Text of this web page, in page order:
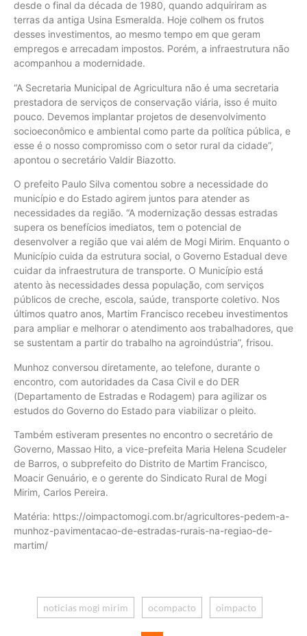
desde o final da década de 1980, quando adquiriram as
terras da antiga Usina Esmeralda. Hoje colhem os frutos
desses investimentos, ao mesmo tempo em que geram
empregos e arrecadam impostos. Porém, a infraestrutura não
acompanhou a modernidade.
“A Secretaria Municipal de Agricultura não é uma secretaria
prestadora de serviços de conservação viária, isso é muito
pouco. Devemos implantar projetos de desenvolvimento
socioeconômico e ambiental como parte da política pública, e
esse é o nosso compromisso com o setor rural da cidade”,
apontou o secretário Valdir Biazotto.
O prefeito Paulo Silva comentou sobre a necessidade do
município e do Estado agirem juntos para atender as
necessidades da região. “A modernização dessas estradas
supera os benefícios imediatos, tem o potencial de
desenvolver a região que vai além de Mogi Mirim. Enquanto o
Município cuida da estrutura social, o Governo Estadual deve
cuidar da infraestrutura de transporte. O Município está
atento às necessidades dessa população, com serviços
públicos de creche, escola, saúde, transporte coletivo. Nos
últimos quatro anos, Martim Francisco recebeu investimentos
para ampliar e melhorar o atendimento aos trabalhadores, que
se sustentam a partir do trabalho na agroindústria”, frisou.
Munhoz conversou diretamente, ao telefone, durante o
encontro, com autoridades da Casa Civil e do DER
(Departamento de Estradas e Rodagem) para agilizar os
estudos do Governo do Estado para viabilizar o pleito.
Também estiveram presentes no encontro o secretário de
Governo, Massao Hito, a vice-prefeita Maria Helena Scudeler
de Barros, o subprefeito do Distrito de Martim Francisco,
Moacir Genuário, e o gerente do Sindicato Rural de Mogi
Mirim, Carlos Pereira.
Matéria: https://oimpactomogi.com.br/agricultores-pedem-a-
munhoz-pavimentacao-de-estradas-rurais-na-regiao-de-
martim/
noticias mogi mirim ocompacto oimpacto